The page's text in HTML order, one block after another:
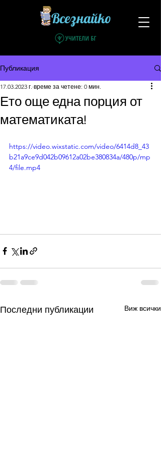
Всезнайко
Публикация
Ето още една порция от
математиката!
17.03.2023 г. време за четене: 0 мин.
https://video.wixstatic.com/video/6414d8_43
b21a9ce9d042b09612a02be380834a/480p/mp
4/file.mp4
Последни публикации Виж всички